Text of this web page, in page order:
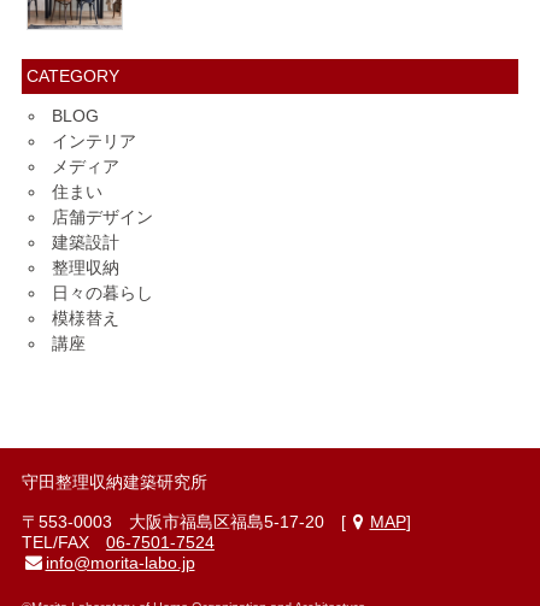
CATEGORY
BLOG
インテリア
メディア
住まい
店舗デザイン
建築設計
整理収納
日々の暮らし
模様替え
講座
守田整理収納建築研究所
〒553-0003 大阪市福島区福島5-17-20 [ MAP]
TEL/FAX 06-7501-7524
info@morita-labo.jp